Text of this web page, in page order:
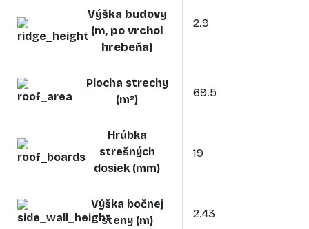
Výška budovy
(m, po vrchol
hrebeňa)
2.9
Plocha strechy
(m²)
69.5
Hrúbka
strešných
dosiek (mm)
19
Výška bočnej
steny (m)
2.43